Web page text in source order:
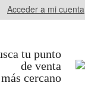
Acceder a mi cuenta
tu punto
de venta
más cercano